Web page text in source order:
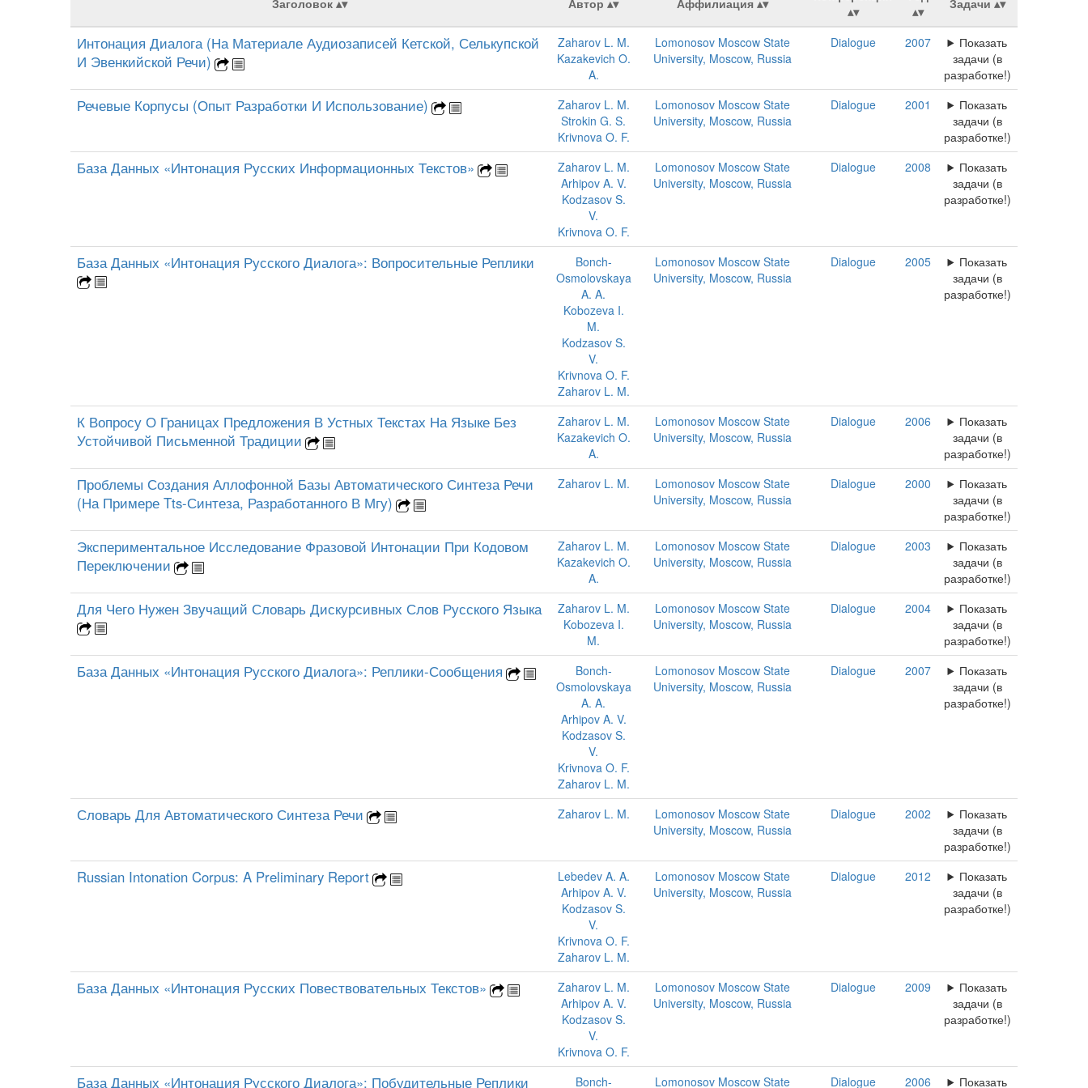
Заголовок Автор Аффилиация Задачи
Интонация Диалога (На Материале Аудиозаписей Кетской, Селькупской
И Эвенкийской Речи)
Zaharov L. M.
Kazakevich O.
A.
Lomonosov Moscow State
University, Moscow, Russia
Dialogue 2007
Показать
задачи (в
разработке!)
Речевые Корпусы (Опыт Разработки И Использование)
Zaharov L. M.
Strokin G. S.
Krivnova O. F.
Lomonosov Moscow State
University, Moscow, Russia
Dialogue 2001
Показать
задачи (в
разработке!)
База Данных «Интонация Русских Информационных Текстов»
Zaharov L. M.
Arhipov A. V.
Kodzasov S.
V.
Krivnova O. F.
Lomonosov Moscow State
University, Moscow, Russia
Dialogue 2008
Показать
задачи (в
разработке!)
База Данных «Интонация Русского Диалога»: Вопросительные Реплики
Bonch-
Osmolovskaya
A. A.
Kobozeva I.
M.
Kodzasov S.
V.
Krivnova O. F.
Zaharov L. M.
Lomonosov Moscow State
University, Moscow, Russia
Dialogue 2005
Показать
задачи (в
разработке!)
К Вопросу О Границах Предложения В Устных Текстах На Языке Без
Устойчивой Письменной Традиции
Zaharov L. M.
Kazakevich O.
A.
Lomonosov Moscow State
University, Moscow, Russia
Dialogue 2006
Показать
задачи (в
разработке!)
Проблемы Создания Аллофонной Базы Автоматического Синтеза Речи
(На Примере Tts-Синтеза, Разработанного В Мгу)
Zaharov L. M.
Lomonosov Moscow State
University, Moscow, Russia
Dialogue 2000
Показать
задачи (в
разработке!)
Экспериментальное Исследование Фразовой Интонации При Кодовом
Переключении
Zaharov L. M.
Kazakevich O.
A.
Lomonosov Moscow State
University, Moscow, Russia
Dialogue 2003
Показать
задачи (в
разработке!)
Для Чего Нужен Звучащий Словарь Дискурсивных Слов Русского Языка
Zaharov L. M.
Kobozeva I.
M.
Lomonosov Moscow State
University, Moscow, Russia
Dialogue 2004
Показать
задачи (в
разработке!)
База Данных «Интонация Русского Диалога»: Реплики-Сообщения
Bonch-
Osmolovskaya
A. A.
Arhipov A. V.
Kodzasov S.
V.
Krivnova O. F.
Zaharov L. M.
Lomonosov Moscow State
University, Moscow, Russia
Dialogue 2007
Показать
задачи (в
разработке!)
Словарь Для Автоматического Синтеза Речи Zaharov L. M.
Lomonosov Moscow State
University, Moscow, Russia
Dialogue 2002
Показать
задачи (в
разработке!)
Russian Intonation Corpus: A Preliminary Report
Lebedev A. A.
Arhipov A. V.
Kodzasov S.
V.
Krivnova O. F.
Zaharov L. M.
Lomonosov Moscow State
University, Moscow, Russia
Dialogue 2012
Показать
задачи (в
разработке!)
База Данных «Интонация Русских Повествовательных Текстов»
Zaharov L. M.
Arhipov A. V.
Kodzasov S.
V.
Krivnova O. F.
Lomonosov Moscow State
University, Moscow, Russia
Dialogue 2009
Показать
задачи (в
разработке!)
База Данных «Интонация Русского Диалога»: Побудительные Реплики Bonch- Lomonosov Moscow State Dialogue 2006 Показать